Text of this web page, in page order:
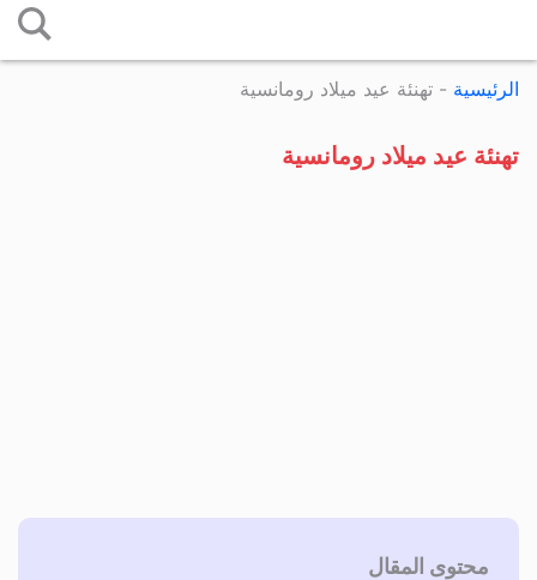
إلى
المحتوى
الرئيسية - تهنئة عيد ميلاد رومانسية
تهنئة عيد ميلاد رومانسية
محتوى المقال